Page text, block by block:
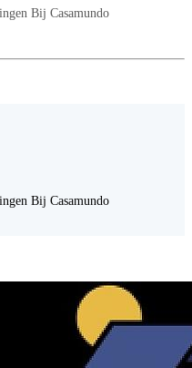
Bij Casamundo
Bij Casamundo